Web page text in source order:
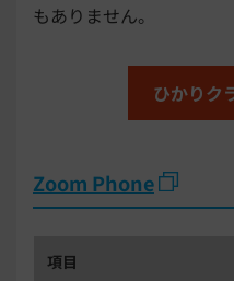
もありません。
ひかりク
Zoom Phone
項目